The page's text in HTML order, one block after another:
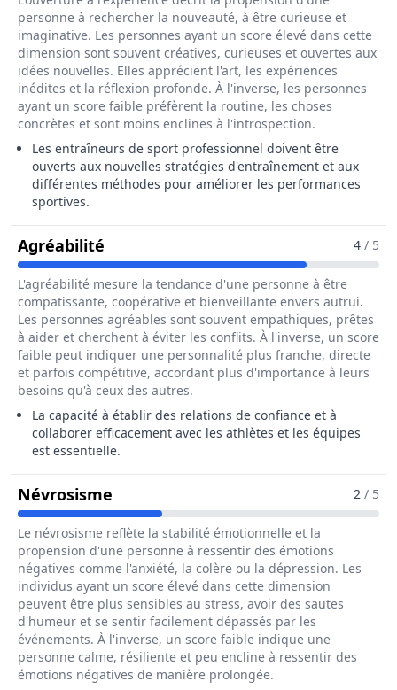
personne à rechercher la nouveauté, à être curieuse et
imaginative. Les personnes ayant un score élevé dans cette
dimension sont souvent créatives, curieuses et ouvertes aux
idées nouvelles. Elles apprécient l'art, les expériences
inédites et la réflexion profonde. À l'inverse, les personnes
ayant un score faible préfèrent la routine, les choses
concrètes et sont moins enclines à l'introspection.
Les entraîneurs de sport professionnel doivent être
ouverts aux nouvelles stratégies d'entraînement et aux
différentes méthodes pour améliorer les performances
sportives.
Agréabilité Pour Le Métier De Entraîneur /4 / 5
L'agréabilité mesure la tendance d'une personne à être
compatissante, coopérative et bienveillante envers autrui.
Les personnes agréables sont souvent empathiques, prêtes
à aider et cherchent à éviter les conflits. À l'inverse, un score
faible peut indiquer une personnalité plus franche, directe
et parfois compétitive, accordant plus d'importance à leurs
besoins qu'à ceux des autres.
La capacité à établir des relations de confiance et à
collaborer efficacement avec les athlètes et les équipes
est essentielle.
Névrosisme Pour Le Métier De Entraîneur /
2 / 5
Le névrosisme reflète la stabilité émotionnelle et la
propension d'une personne à ressentir des émotions
négatives comme l'anxiété, la colère ou la dépression. Les
individus ayant un score élevé dans cette dimension
peuvent être plus sensibles au stress, avoir des sautes
d'humeur et se sentir facilement dépassés par les
événements. À l'inverse, un score faible indique une
personne calme, résiliente et peu encline à ressentir des
émotions négatives de manière prolongée.